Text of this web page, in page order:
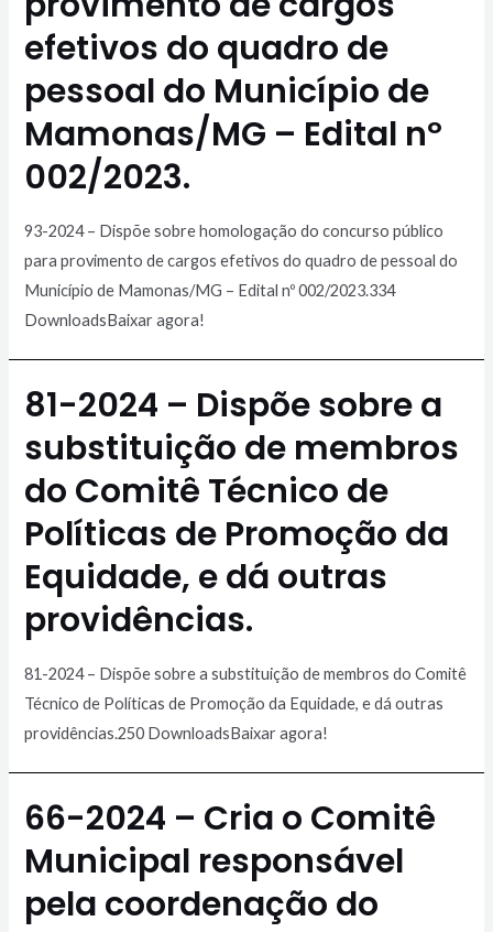
efetivos do quadro de
pessoal do Município de
Mamonas/MG – Edital nº
002/2023.
93-2024 – Dispõe sobre homologação do concurso público
para provimento de cargos efetivos do quadro de pessoal do
Município de Mamonas/MG – Edital nº 002/2023.334
DownloadsBaixar agora!
81-2024 – Dispõe sobre a
substituição de membros
do Comitê Técnico de
Políticas de Promoção da
Equidade, e dá outras
providências.
81-2024 – Dispõe sobre a substituição de membros do Comitê
Técnico de Políticas de Promoção da Equidade, e dá outras
providências.250 DownloadsBaixar agora!
66-2024 – Cria o Comitê
Municipal responsável
pela coordenação do